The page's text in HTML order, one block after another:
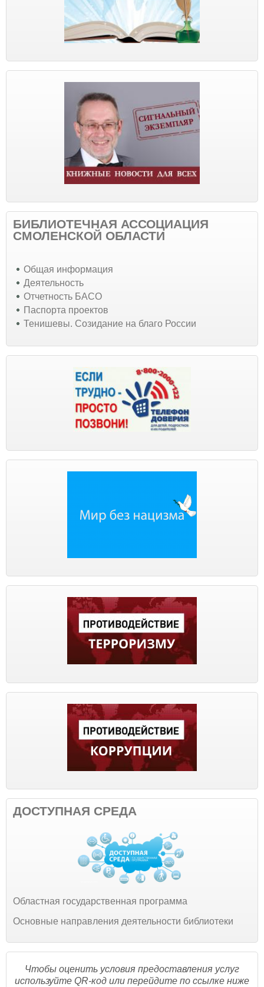
БИБЛИОТЕЧНАЯ АССОЦИАЦИЯ
СМОЛЕНСКОЙ ОБЛАСТИ
Общая информация
Деятельность
Отчетность БАСО
Паспорта проектов
Тенишевы. Созидание на благо России
ДОСТУПНАЯ СРЕДА
Областная государственная программа
Основные направления деятельности библиотеки
Чтобы оценить условия предоставления услуг
используйте QR-код или перейдите по ссылке ниже